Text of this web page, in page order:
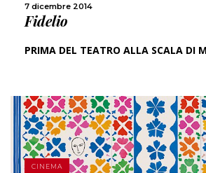
7 dicembre 2014
Fidelio
PRIMA DEL TEATRO ALLA SCALA DI
CINEMA
SCOPRI DI PIÙ